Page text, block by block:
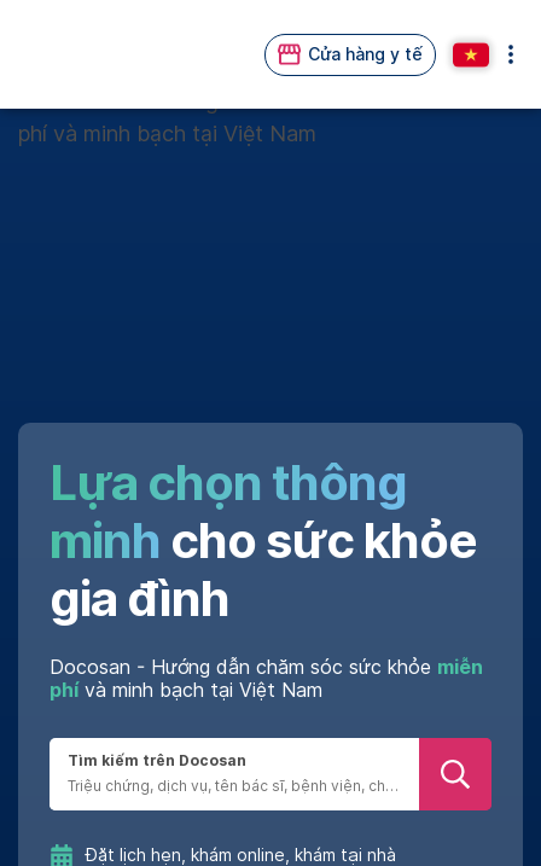
Cửa hàng y tế
Lựa chọn thông
minh cho sức khỏe
gia đình
Docosan - Hướng dẫn chăm sóc sức khỏe miễn
phívà minh bạch tại Việt Nam
Tìm kiếm trên Docosan